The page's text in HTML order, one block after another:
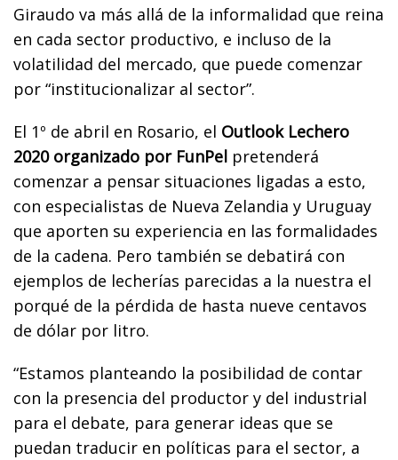
Giraudo va más allá de la informalidad que reina
en cada sector productivo, e incluso de la
volatilidad del mercado, que puede comenzar
por “institucionalizar al sector”.
El 1º de abril en Rosario, el Outlook Lechero
2020 organizado por FunPel pretenderá
comenzar a pensar situaciones ligadas a esto,
con especialistas de Nueva Zelandia y Uruguay
que aporten su experiencia en las formalidades
de la cadena. Pero también se debatirá con
ejemplos de lecherías parecidas a la nuestra el
porqué de la pérdida de hasta nueve centavos
de dólar por litro.
“Estamos planteando la posibilidad de contar
con la presencia del productor y del industrial
para el debate, para generar ideas que se
puedan traducir en políticas para el sector, a